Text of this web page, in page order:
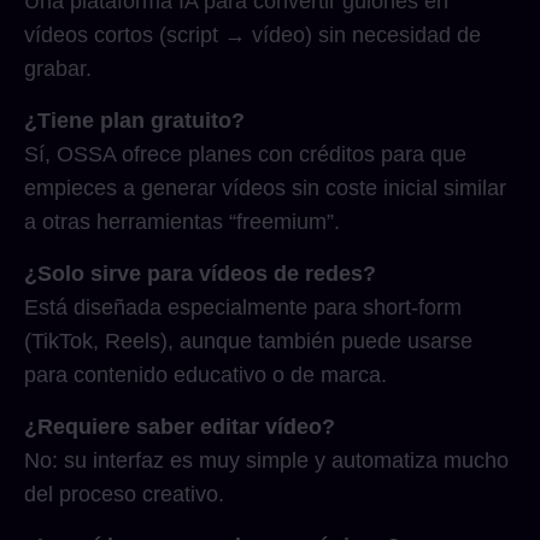
vídeos cortos (script → vídeo) sin necesidad de
grabar.
¿Tiene plan gratuito?
Sí, OSSA ofrece planes con créditos para que
empieces a generar vídeos sin coste inicial similar
a otras herramientas “freemium”.
¿Solo sirve para vídeos de redes?
Está diseñada especialmente para short-form
(TikTok, Reels), aunque también puede usarse
para contenido educativo o de marca.
¿Requiere saber editar vídeo?
No: su interfaz es muy simple y automatiza mucho
del proceso creativo.